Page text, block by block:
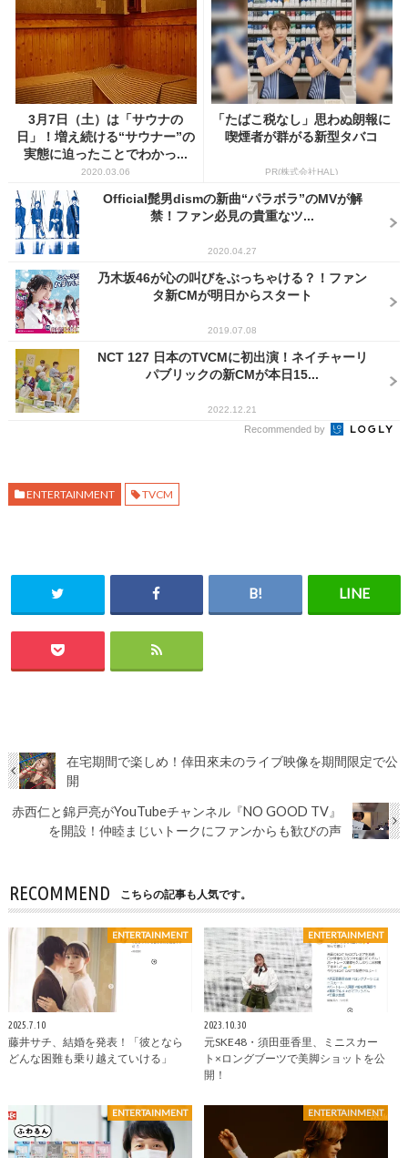
3月7日（土）は「サウナの
日」！増え続ける“サウナー”の
実態に迫ったことでわかっ...
2020.03.06
「たばこ税なし」思わぬ朗報に
喫煙者が群がる新型タバコ
PR(株式会社HAL)
Official髭男dismの新曲“パラボラ”のMVが解
禁！ファン必見の貴重なツ...
2020.04.27
乃木坂46が心の叫びをぶっちゃける？！ファン
タ新CMが明日からスタート
2019.07.08
NCT 127 日本のTVCMに初出演！ネイチャーリ
パブリックの新CMが本日15...
2022.12.21
Recommended by
ENTERTAINMENT TVCM
在宅期間で楽しめ！倖田來未のライブ映像を期間限定で公
開
赤西仁と錦戸亮がYouTubeチャンネル『NO GOOD TV』
を開設！仲睦まじいトークにファンからも歓びの声
RECOMMEND こちらの記事も人気です。
ENTERTAINMENT
2025.7.10
藤井サチ、結婚を発表！「彼となら
どんな困難も乗り越えていける」
ENTERTAINMENT
2023.10.30
元SKE48・須田亜香里、ミニスカー
ト×ロングブーツで美脚ショットを公
開！
ENTERTAINMENT ENTERTAINMENT